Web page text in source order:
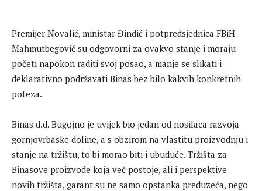
Premijer Novalić, ministar Đindić i potpredsjednica FBiH
Mahmutbegović su odgovorni za ovakvo stanje i moraju
početi napokon raditi svoj posao, a manje se slikati i
deklarativno podržavati Binas bez bilo kakvih konkretnih
poteza.
Binas d.d. Bugojno je uvijek bio jedan od nosilaca razvoja
gornjovrbaske doline, a s obzirom na vlastitu proizvodnju i
stanje na tržištu, to bi morao biti i ubuduće. Tržišta za
Binasove proizvode koja već postoje, ali i perspektive
novih tržišta, garant su ne samo opstanka preduzeća, nego